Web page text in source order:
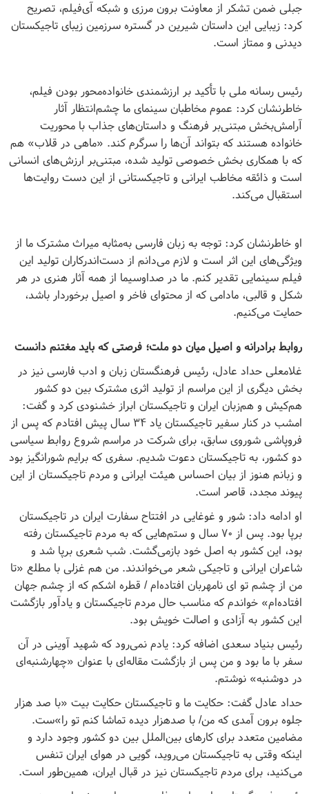
جبلی ضمن تشکر از معاونت برون مرزی و شبکه آی‌فیلم، تصریح
کرد: زیبایی این داستان شیرین در گستره سرزمین زیبای تاجیکستان
دیدنی و ممتاز است.
رئیس رسانه ملی با تأکید بر ارزشمندی خانواده‌محور بودن فیلم،
خاطرنشان کرد: عموم مخاطبان سینمای ما چشم‌انتظار آثار
آرامش‌بخش مبتنی‌بر فرهنگ و داستان‌های جذاب با محوریت
خانواده هستند که بتواند آن‌ها را سرگرم کند. «ماهی در قلاب» هم
که با همکاری بخش خصوصی تولید شده، مبتنی‌بر ارزش‌های انسانی
است و ذائقه مخاطب ایرانی و تاجیکستانی از این دست روایتها
استقبال می‌کند.
او خاطرنشان کرد: توجه به زبان فارسی به‌مثابه میراث مشترک ما از
ویژگی‌های این اثر است و لازم می‌دانم از دست‌اند‌رکاران تولید این
فیلم سینمایی تقدیر ‌کنم. ما در صداوسیما از همه آثار هنری در هر
شکل و قالبی، مادامی که از محتوای فاخر و اصیل برخوردار باشد،
حمایت می‌کنیم.
روابط برادرانه و اصیل میان دو ملت؛ فرصتی که باید مغتنم دانست
غلامعلی حداد عادل، رئیس فرهنگستان زبان و ادب فارسی نیز در
بخش دیگری از این مراسم از تولید اثری مشترک بین دو کشور
هم‌کیش و هم‌زبان ایران و تاجیکستان ابراز خشنودی کرد و گفت:
امشب در کنار سفیر تاجیکستان یاد ۳۴ سال پیش افتادم که پس از
فروپاشی شوروی سابق، برای شرکت در مراسم شروع روابط سیاسی
دو کشور، به تاجیکستان دعوت شدیم. سفری که برایم شورانگیز بود
و زبانم هنوز از بیان احساس هیئت ایرانی و مردم تاجیکستان از این
پیوند مجدد، قاصر است.
او ادامه داد: شور و غوغایی در افتتاح سفارت ایران در تاجیکستان
برپا بود. پس از ۷۰ سال و ستم‌هایی که به مردم تاجیکستان رفته
بود، این کشور به اصل خود بازمی‌گشت‌. شب شعری برپا شد و
شاعران ایرانی و تاجیکی شعر می‌خواندند. من هم غزلی با مطلع «تا
من از چشم تو ای نامهربان افتاده‌ام / قطره اشکم که از چشم جهان
افتاده‌ام» خواندم که مناسب حال مردم تاجیکستان و یادآور بازگشت
این کشور به آزادی و اصالت خویش بود.
رئیس بنیاد سعدی اضافه کرد: یادم نمی‌رود که شهید آوینی در آن
سفر با ما بود و من پس از بازگشت مقاله‌ای با عنوان «چهارشنبه‌ای
در دوشنبه» نوشتم.
حداد عادل گفت: حکایت ما و تاجیکستان حکایت بیت «با صد هزار
جلوه برون آمدی که من/ با صدهزار دیده تماشا کنم تو را»ست.
مضامین متعدد برای کارهای بین‌الملل بین دو کشور وجود دارد و
اینکه وقتی به تاجیکستان می‌روید، گویی در هوای ایران تنفس
می‌کنید، برای مردم تاجیکستان نیز در قبال ایران، همین‌طور است.